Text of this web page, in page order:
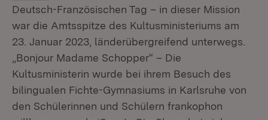
Deutsch-Französischen Tag – in dieser Mission
war die Amtsspitze des Kultusministeriums am
23. Januar 2023, länderübergreifend unterwegs.
„Bonjour Madame Schopper“ – Die
Kultusministerin wurde bei ihrem Besuch des
bilingualen Fichte-Gymnasiums in Karlsruhe von
den Schülerinnen und Schülern frankophon